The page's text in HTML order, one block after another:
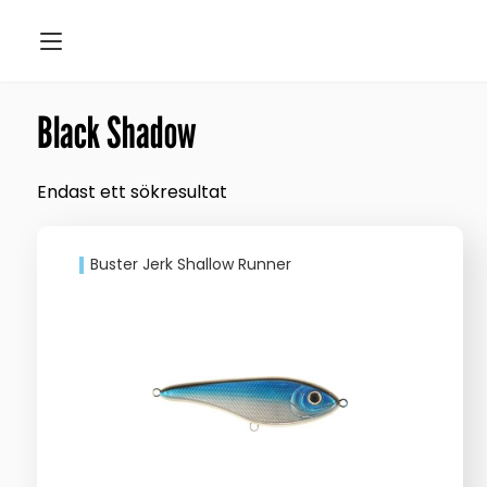
Black Shadow
Endast ett sökresultat
Buster Jerk Shallow Runner